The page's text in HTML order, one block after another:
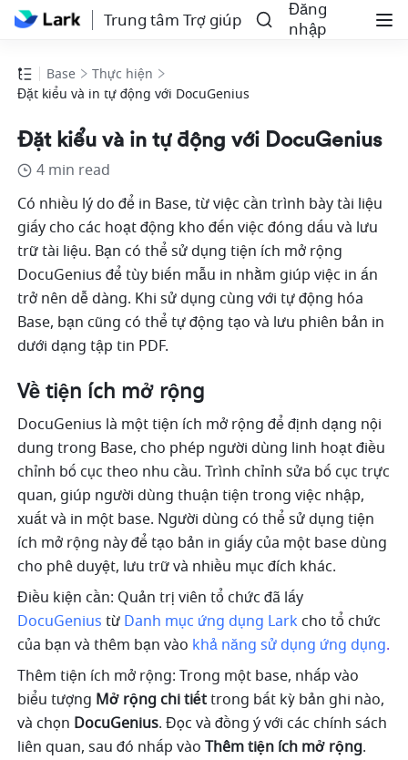
Trung tâm Trợ giúp
Đăng
nhập
Base
Thực hiện
Đặt kiểu và in tự động với DocuGenius
Đặt kiểu và in tự động với DocuGenius
4 min read
Có nhiều lý do để in Base, từ việc cần trình bày tài liệu
giấy cho các hoạt động kho đến việc đóng dấu và lưu
trữ tài liệu. Bạn có thể sử dụng tiện ích mở rộng
DocuGenius để tùy biến mẫu in nhằm giúp việc in ấn
trở nên dễ dàng. Khi sử dụng cùng với tự động hóa
Base, bạn cũng có thể tự động tạo và lưu phiên bản in
dưới dạng tập tin PDF.
Về tiện ích mở rộng
DocuGenius là một tiện ích mở rộng để định dạng nội
dung trong Base, cho phép người dùng linh hoạt điều
chỉnh bố cục theo nhu cầu. Trình chỉnh sửa bố cục trực
quan, giúp người dùng thuận tiện trong việc nhập,
xuất và in một base. Người dùng có thể sử dụng tiện
ích mở rộng này để tạo bản in giấy của một base dùng
cho phê duyệt, lưu trữ và nhiều mục đích khác.
DocuGenius từ Danh mục ứng dụng Lark cho tổ chức
của bạn và thêm bạn vào khả năng sử dụng ứng dụng.
Thêm tiện ích mở rộng: Trong một base, nhấp vào
biểu tượng Mở rộng chi tiết trong bất kỳ bản ghi nào,
và chọn DocuGenius. Đọc và đồng ý với các chính sách
liên quan, sau đó nhấp vào Thêm tiện ích mở rộng.